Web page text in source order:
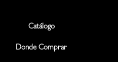
Catálogo
Donde Comprar